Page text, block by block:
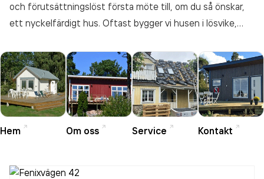
och förutsättningslöst första möte till, om du så önskar,
ett nyckelfärdigt hus. Oftast bygger vi husen i lösvike,
anpassa husen till era önskemål och förutsättningar till ett
pris som konkurrenskraftigt. Om förutsättningarna är goda
och ett lite större hus önskas så köper vi husmoduler som
tillverkas av CA-boden, vilket skapar förutsättningar för
ett snabbt och problemfritt montage på plats.
Hem Om oss Service Kontakt